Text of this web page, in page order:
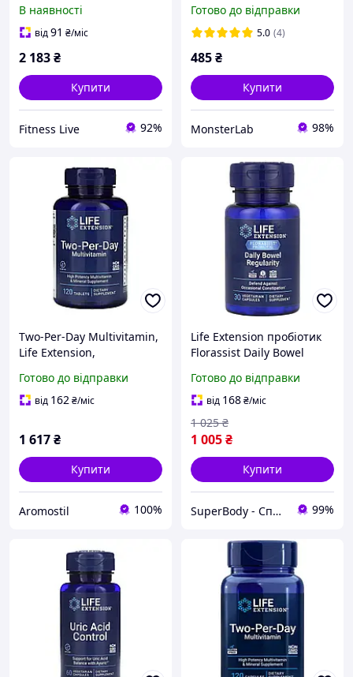
Vegetable Extract, 60
капсул
В наявності
від91 ₴/міс
2 183₴
Купити
Fitness Live 92%
60 вегетаріанських
капсул
Готово до відправки
5.0 (4)
485₴
Купити
MonsterLab 98%
Two-Per-Day Multivitamin,
Life Extension,
приймання двічі на день,
120 таблеток
Готово до відправки
від 162₴/міс
1 617₴
Купити
Aromostil 100%
Life Extension пробіотик
Florassist Daily Bowel
стулу, 30 капсул
Готово до відправки
від 168₴/міс
1 005₴
1 025 ₴
Купити
SuperBody - Спортивне харчування та аксесуари для спортсменів і не тільки!!! 99%